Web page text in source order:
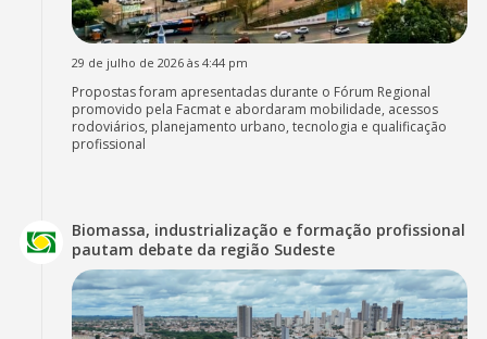
29 de julho de 2026 às 4:44 pm
Propostas foram apresentadas durante o Fórum Regional
promovido pela Facmat e abordaram mobilidade, acessos
rodoviários, planejamento urbano, tecnologia e qualificação
profissional
Biomassa, industrialização e formação profissional
pautam debate da região Sudeste